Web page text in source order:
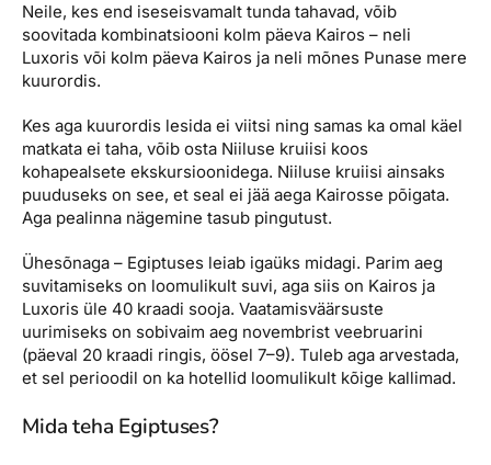
Neile, kes end iseseisvamalt tunda tahavad, võib
soovitada kombinatsiooni kolm päeva Kairos – neli
Luxoris või kolm päeva Kairos ja neli mõnes Punase mere
kuurordis.
Kes aga kuurordis lesida ei viitsi ning samas ka omal käel
matkata ei taha, võib osta Niiluse kruiisi koos
kohapealsete ekskursioonidega. Niiluse kruiisi ainsaks
puuduseks on see, et seal ei jää aega Kairosse põigata.
Aga pealinna nägemine tasub pingutust.
Ühesõnaga – Egiptuses leiab igaüks midagi. Parim aeg
suvitamiseks on loomulikult suvi, aga siis on Kairos ja
Luxoris üle 40 kraadi sooja. Vaatamisväärsuste
uurimiseks on sobivaim aeg novembrist veebruarini
(päeval 20 kraadi ringis, öösel 7–9). Tuleb aga arvestada,
et sel perioodil on ka hotellid loomulikult kõige kallimad.
Mida teha Egiptuses?